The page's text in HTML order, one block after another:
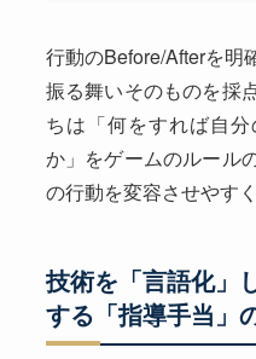
行動のBefore/Afterを明
振る舞いそのものを採
ちは「何をすれば自
か」をゲームのルール
の行動を変容させやすく
技術を「言語化」
する「指導手当」